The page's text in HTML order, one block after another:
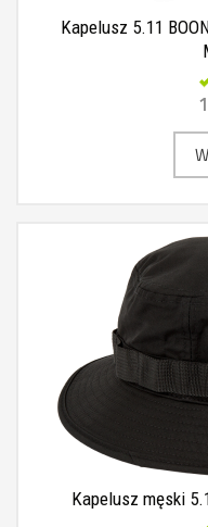
Kapelusz 5.11
Kapelusz męski